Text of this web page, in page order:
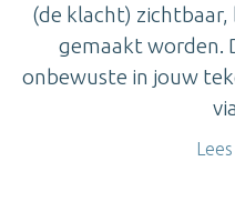
(de klacht)
gemaakt worden.
onbewuste in jouw